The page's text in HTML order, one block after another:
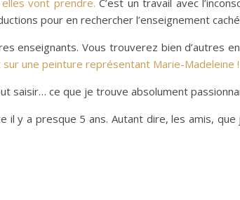
vont prendre. C’est un travail avec
pour en rechercher l’enseignement
enseignants. Vous trouverez bien d’autres
une peinture représentant Marie-Madeleine !
saisir… ce que je trouve absolument
il y a presque 5 ans. Autant dire, les amis, que